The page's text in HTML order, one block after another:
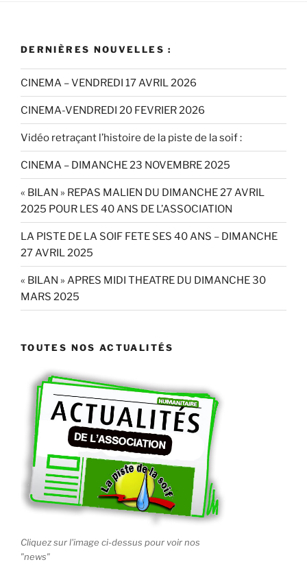
DERNIÈRES NOUVELLES :
CINEMA – VENDREDI 17 AVRIL 2026
CINEMA-VENDREDI 20 FEVRIER 2026
Vidéo retraçant l’histoire de la piste de la soif :
CINEMA – DIMANCHE 23 NOVEMBRE 2025
« BILAN » REPAS MALIEN DU DIMANCHE 27 AVRIL
2025 POUR LES 40 ANS DE L’ASSOCIATION
LA PISTE DE LA SOIF FETE SES 40 ANS – DIMANCHE
27 AVRIL 2025
« BILAN » APRES MIDI THEATRE DU DIMANCHE 30
MARS 2025
TOUTES NOS ACTUALITÉS
Cliquez sur l'image ci-dessus pour voir nos
"news"